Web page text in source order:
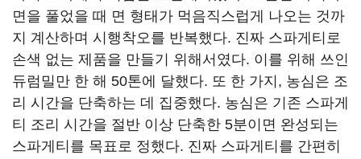
면을 풀었을 때 면 형태가 먹음직스럽게 나오는 것까
지 계산하며 시행착오를 반복했다. 진짜 스파게티로
손색 없는 제품을 만들기 위해서였다. 이를 위해 쓰인
듀럼밀만 한 해 50톤에 달했다. 또 한 가지, 농심은 조
리 시간을 단축하는 데 집중했다. 농심은 기존 스파게
티 조리 시간을 절반 이상 단축한 5분이면 완성되는
스파게티를 목표로 정했다. 진짜 스파게티를 간편히